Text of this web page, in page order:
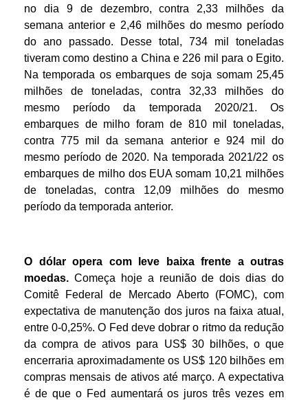
no dia 9 de dezembro, contra 2,33 milhões da
semana anterior e 2,46 milhões do mesmo período
do ano passado. Desse total, 734 mil toneladas
tiveram como destino a China e 226 mil para o Egito.
Na temporada os embarques de soja somam 25,45
milhões de toneladas, contra 32,33 milhões do
mesmo período da temporada 2020/21. Os
embarques de milho foram de 810 mil toneladas,
contra 775 mil da semana anterior e 924 mil do
mesmo período de 2020. Na temporada 2021/22 os
embarques de milho dos EUA somam 10,21 milhões
de toneladas, contra 12,09 milhões do mesmo
período da temporada anterior.
O dólar opera com leve baixa frente a outras
moedas. Começa hoje a reunião de dois dias do
Comitê Federal de Mercado Aberto (FOMC), com
expectativa de manutenção dos juros na faixa atual,
entre 0-0,25%. O Fed deve dobrar o ritmo da redução
da compra de ativos para US$ 30 bilhões, o que
encerraria aproximadamente os US$ 120 bilhões em
compras mensais de ativos até março. A expectativa
é de que o Fed aumentará os juros três vezes em